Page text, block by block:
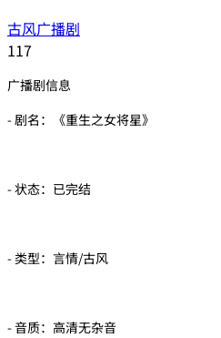
古风广播剧
117
广播剧信息
- 剧名：《重生之女将星》
- 状态：已完结
- 类型：言情/古风
- 音质：高清无杂音